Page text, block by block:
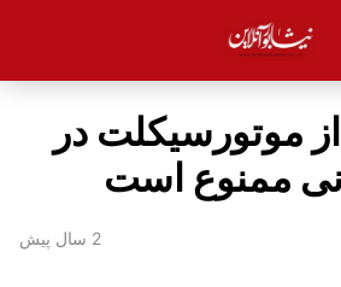
موتورسیکلت در
ممنوع است
2 سال پیش